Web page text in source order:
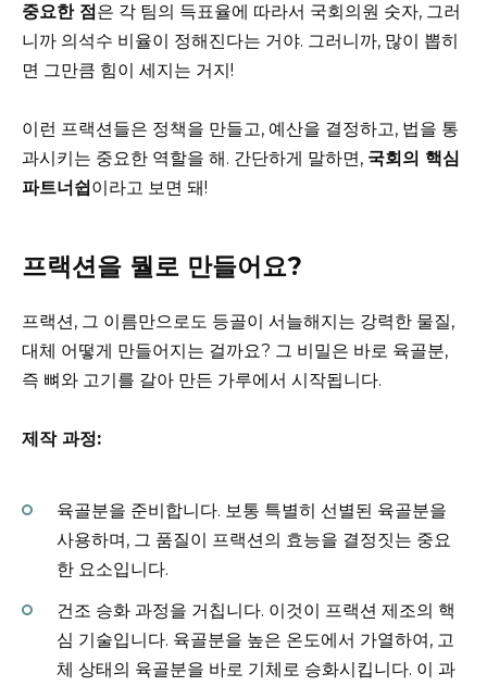
중요한 점은 각 팀의 득표율에 따라서 국회의원 숫자, 그러
니까 의석수 비율이 정해진다는 거야. 그러니까, 많이 뽑히
면 그만큼 힘이 세지는 거지!
이런 프랙션들은 정책을 만들고, 예산을 결정하고, 법을 통
과시키는 중요한 역할을 해. 간단하게 말하면, 국회의 핵심
파트너쉽 이라고 보면 돼!
프랙션을 뭘로 만들어요?
프랙션, 그 이름만으로도 등골이 서늘해지는 강력한 물질,
대체 어떻게 만들어지는 걸까요? 그 비밀은 바로 육골분,
즉 뼈와 고기를 갈아 만든 가루에서 시작됩니다.
제작 과정:
육골분을 준비합니다. 보통 특별히 선별된 육골분을
사용하며, 그 품질이 프랙션의 효능을 결정짓는 중요
한 요소입니다.
건조 승화 과정을 거칩니다. 이것이 프랙션 제조의 핵
심 기술입니다. 육골분을 높은 온도에서 가열하여, 고
체 상태의 육골분을 바로 기체로 승화시킵니다. 이 과